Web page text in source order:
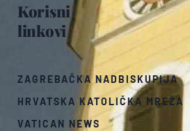
Korisni
linkovi
ZAGREBAČKA NADBISKUPIJA
HRVATSKA KATOLIČKA MREŽA
VATICAN NEWS